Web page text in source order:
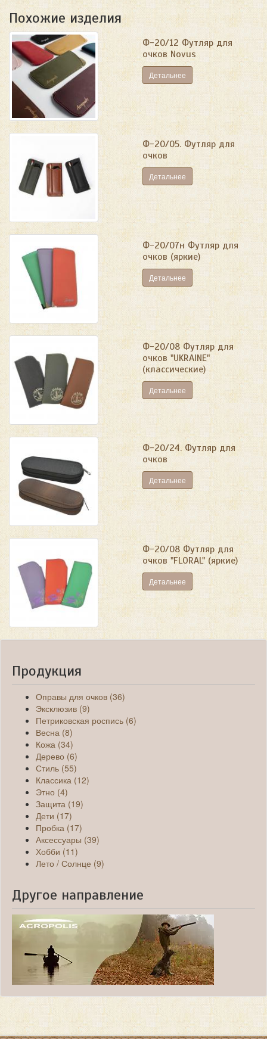
Похожие изделия
Ф-20/12 Футляр для
очков Novus
Детальнее
Ф-20/05. Футляр для
очков
Детальнее
Ф-20/07н Футляр для
очков (яркие)
Детальнее
Ф-20/08 Футляр для
очков "UKRAINE"
(классические)
Детальнее
Ф-20/24. Футляр для
очков
Детальнее
Ф-20/08 Футляр для
очков "FLORAL" (яркие)
Детальнее
Продукция
Оправы для очков (36)
Эксклюзив (9)
Петриковская роспись (6)
Весна (8)
Кожа (34)
Дерево (6)
Стиль (55)
Классика (12)
Этно (4)
Защита (19)
Дети (17)
Пробка (17)
Аксессуары (39)
Хобби (11)
Лето / Солнце (9)
Другое направление